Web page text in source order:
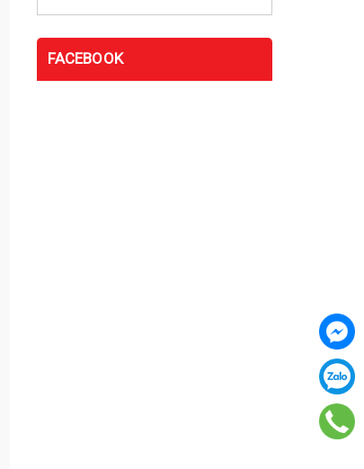
FACEBOOK